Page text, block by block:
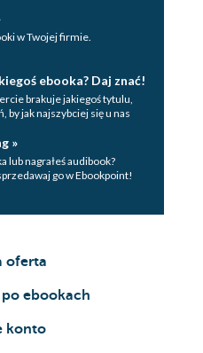
DZIEWCZYNA
w Twojej firmie.
ebooka? Daj znać!
brakuje jakiegoś tytulu,
by jak najszybciej się u nas
»
lub nagrałeś audibook?
go w Ebookpoint!
oferta
ebookach
konto